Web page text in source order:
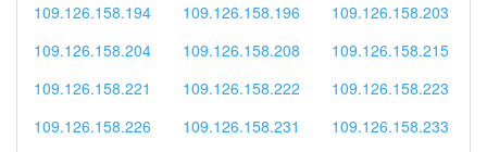
109.126.158.194
109.126.158.196
109.126.158.203
109.126.158.204
109.126.158.208
109.126.158.215
109.126.158.221
109.126.158.222
109.126.158.223
109.126.158.226
109.126.158.231
109.126.158.233